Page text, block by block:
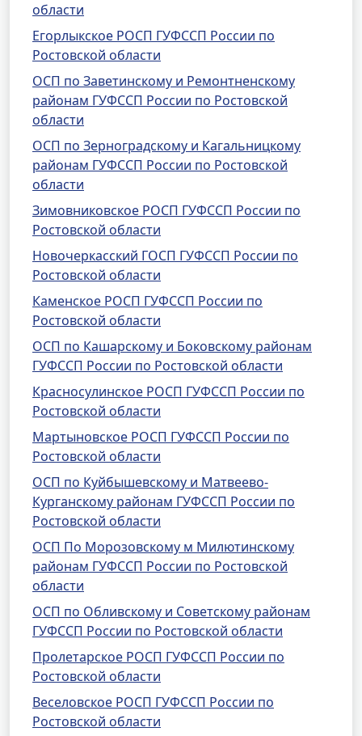
области
Егорлыкское РОСП ГУФССП России по
Ростовской области
ОСП по Заветинскому и Ремонтненскому
районам ГУФССП России по Ростовской
области
ОСП по Зерноградскому и Кагальницкому
районам ГУФССП России по Ростовской
области
Зимовниковское РОСП ГУФССП России по
Ростовской области
Новочеркасский ГОСП ГУФССП России по
Ростовской области
Каменское РОСП ГУФССП России по
Ростовской области
ОСП по Кашарскому и Боковскому районам
ГУФССП России по Ростовской области
Красносулинское РОСП ГУФССП России по
Ростовской области
Мартыновское РОСП ГУФССП России по
Ростовской области
ОСП по Куйбышевскому и Матвеево-
Курганскому районам ГУФССП России по
Ростовской области
ОСП По Морозовскому м Милютинскому
районам ГУФССП России по Ростовской
области
ОСП по Обливскому и Советскому районам
ГУФССП России по Ростовской области
Пролетарское РОСП ГУФССП России по
Ростовской области
Веселовское РОСП ГУФССП России по
Ростовской области